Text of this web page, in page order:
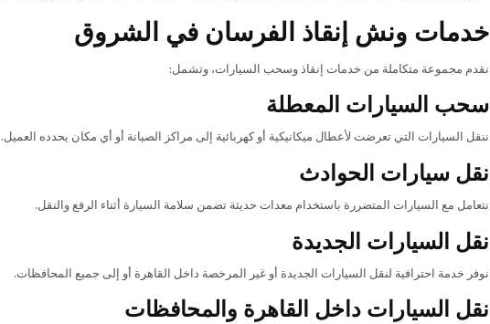
خدمات ونش إنقاذ الفرسان في الشروق
نقدم مجموعة متكاملة من خدمات إنقاذ وسحب السيارات، وتشمل:
سحب السيارات المعطلة
ننقل السيارات التي تعرضت لأعطال ميكانيكية أو كهربائية إلى مراكز الصيانة أو أي مكان يحدده العميل.
نقل سيارات الحوادث
نتعامل مع السيارات المتضررة باستخدام معدات حديثة تضمن سلامة السيارة أثناء الرفع والنقل.
نقل السيارات الجديدة
نوفر خدمة احترافية لنقل السيارات الجديدة أو غير المرخصة داخل القاهرة أو إلى جميع المحافظات.
نقل السيارات داخل القاهرة والمحافظات